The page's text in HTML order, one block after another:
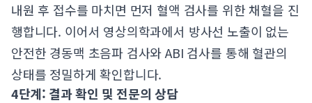
내원 후 접수를 마치면 먼저 혈액 검사를 위한 채혈을 진
행합니다. 이어서 영상의학과에서 방사선 노출이 없는
안전한 경동맥 초음파 검사와 ABI 검사를 통해 혈관의
상태를 정밀하게 확인합니다.
4단계: 결과 확인 및 전문의 상담